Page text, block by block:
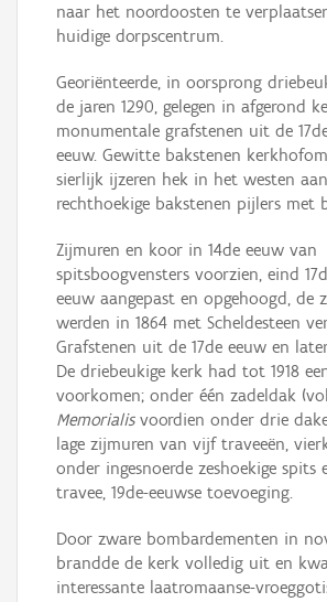
naar het noordoosten te
huidige dorpscentrum.
Georiënteerde, in oorsprong
de jaren 1290, gelegen in afgerond
monumentale grafstenen uit de
eeuw. Gewitte bakstenen
sierlijk ijzeren hek in het westen
rechthoekige bakstenen pijlers met
Zijmuren en koor in 14de eeuw van
spitsboogvensters voorzien, eind
eeuw aangepast en opgehoogd, de
werden in 1864 met Scheldesteen
Grafstenen uit de 17de eeuw en
De driebeukige kerk had tot 1918
voorkomen; onder één zadeldak
Memorialisvoordien onder drie
lage zijmuren van vijf traveeën,
onder ingesnoerde zeshoekige spits
travee, 19de-eeuwse toevoeging.
Door zware bombardementen in
brandde de kerk volledig uit en
interessante laatromaanse-